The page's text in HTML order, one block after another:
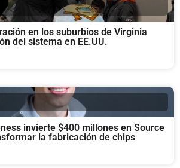
en los suburbios de Virginia
del sistema en EE.UU.
invierte $400 millones en Source
la fabricación de chips